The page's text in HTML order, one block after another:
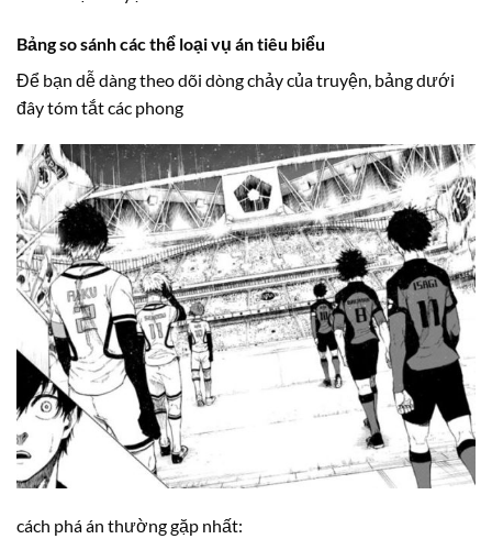
Bảng so sánh các thể loại vụ án tiêu biểu
Để bạn dễ dàng theo dõi dòng chảy của truyện, bảng dưới
đây tóm tắt các phong
cách phá án thường gặp nhất: